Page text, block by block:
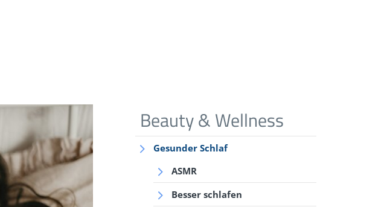
Beauty & Wellness
Gesunder Schlaf
ASMR
Besser schlafen